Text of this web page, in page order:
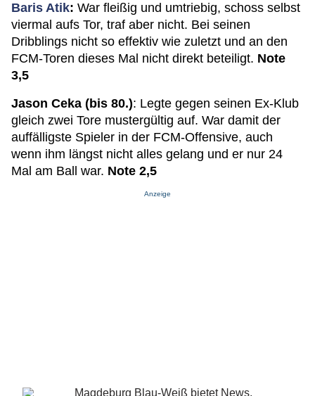
Baris Atik: War fleißig und umtriebig, schoss selbst
viermal aufs Tor, traf aber nicht. Bei seinen
Dribblings nicht so effektiv wie zuletzt und an den
FCM-Toren dieses Mal nicht direkt beteiligt. Note
3,5
Jason Ceka (bis 80.): Legte gegen seinen Ex-Klub
gleich zwei Tore mustergültig auf. War damit der
auffälligste Spieler in der FCM-Offensive, auch
wenn ihm längst nicht alles gelang und er nur 24
Mal am Ball war. Note 2,5
Anzeige